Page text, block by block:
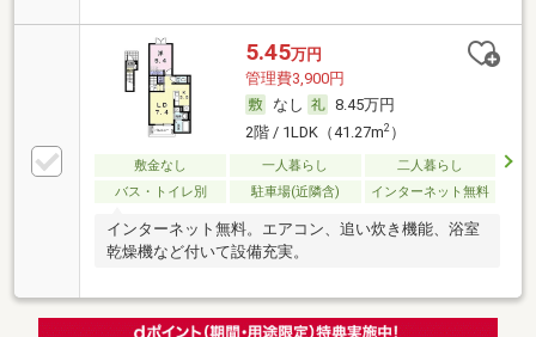
5.45万円
管理費3,900円
なし
8.45万円
2階 / 1LDK（41.27m2）
敷金なし 一人暮らし
二人暮らし
バス・トイレ別
駐車場(近隣含) インターネット無料
インターネット無料。エアコン、追い炊き機能、浴室
乾燥機など付いて設備充実。